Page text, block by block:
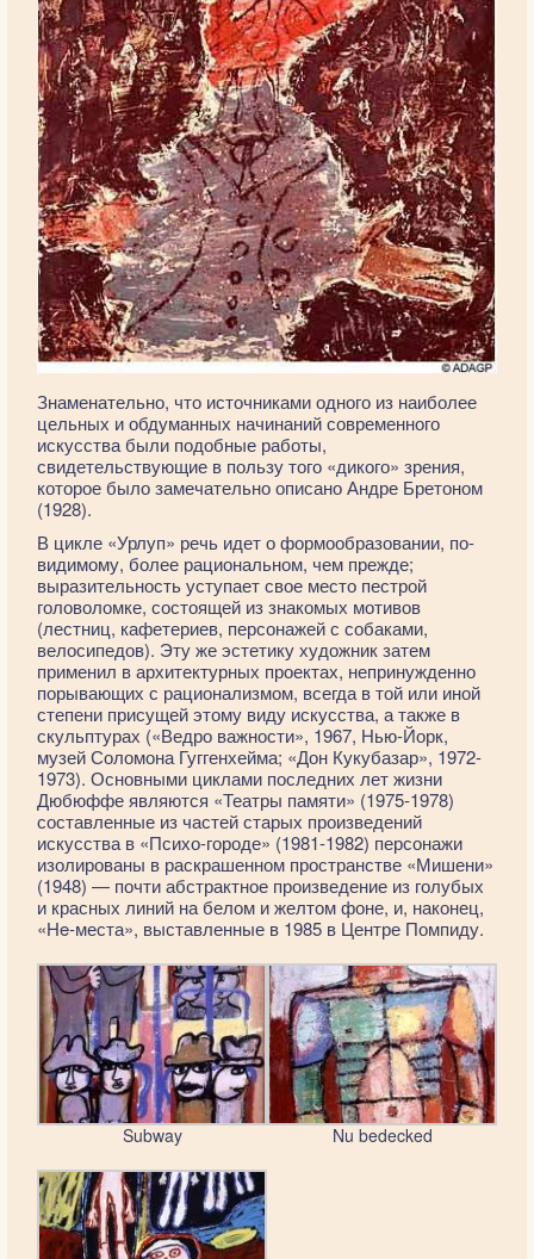
Знаменательно, что источниками одного из наиболее
цельных и обдуманных начинаний современного
искусства были подобные работы,
свидетельствующие в пользу того «дикого» зрения,
которое было замечательно описано Андре Бретоном
(1928).
В цикле «Урлуп» речь идет о формообразовании, по-
видимому, более рациональном, чем прежде;
выразительность уступает свое место пестрой
головоломке, состоящей из знакомых мотивов
(лестниц, кафетериев, персонажей с собаками,
велосипедов). Эту же эстетику художник затем
применил в архитектурных проектах, непринужденно
порывающих с рационализмом, всегда в той или иной
степени присущей этому виду искусства, а также в
скульптурах («Ведро важности», 1967, Нью-Йорк,
музей Соломона Гуггенхейма; «Дон Кукубазар», 1972-
1973). Основными циклами последних лет жизни
Дюбюффе являются «Театры памяти» (1975-1978)
составленные из частей старых произведений
искусства в «Психо-городе» (1981-1982) персонажи
изолированы в раскрашенном пространстве «Мишени»
(1948) — почти абстрактное произведение из голубых
и красных линий на белом и желтом фоне, и, наконец,
«He-места», выставленные в 1985 в Центре Помпиду.
Subway Nu bedecked